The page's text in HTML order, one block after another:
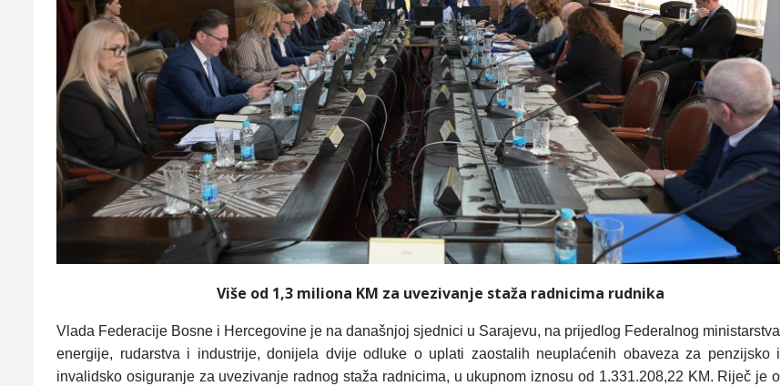
Više od 1,3 miliona KM za uvezivanje staža radnicima rudnika
Vlada Federacije Bosne i Hercegovine je na današnjoj sjednici u Sarajevu, na prijedlog Federalnog ministarstva
energije, rudarstva i industrije, donijela dvije odluke o uplati zaostalih neuplaćenih obaveza za penzijsko i
invalidsko osiguranje za uvezivanje radnog staža radnicima, u ukupnom iznosu od 1.331.208,22 KM. Riječ je o